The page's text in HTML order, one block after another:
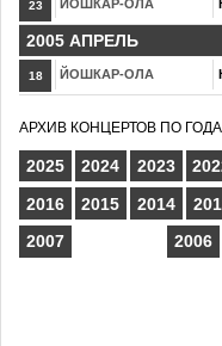
23 ЙОШКАР-ОЛА
2005 АПРЕЛЬ
18 ЙОШКАР-ОЛА
АРХИВ КОНЦЕРТОВ ПО
2025 2024 2023
2016
2015 2014
2007
2006